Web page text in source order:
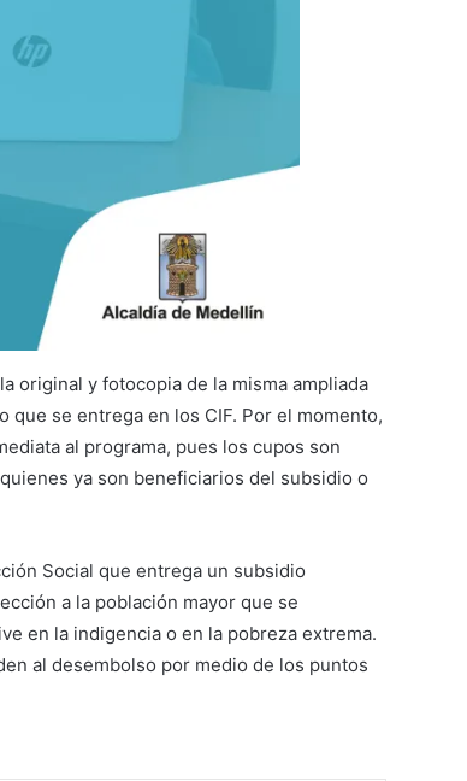
original y fotocopia de la misma ampliada
se entrega en los CIF. Por el momento,
al programa, pues los cupos son
ya son beneficiarios del subsidio o
Social que entrega un subsidio
a la población mayor que se
en la indigencia o en la pobreza extrema.
al desembolso por medio de los puntos